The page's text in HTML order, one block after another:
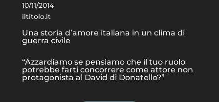
10/11/2014
iltitolo.it
Una storia d’amore italiana in un clima di
guerra civile
“Azzardiamo se pensiamo che il tuo ruolo
potrebbe farti concorrere come attore non
protagonista al David di Donatello?”